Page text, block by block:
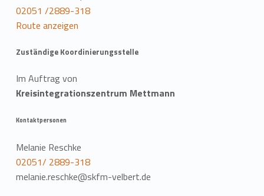
02051 /2889-318
Route anzeigen
Zuständige Koordinierungsstelle
Im Auftrag von
Kreisintegrationszentrum Mettmann
Kontaktpersonen
Melanie Reschke
02051/ 2889-318
melanie.reschke@skfm-velbert.de